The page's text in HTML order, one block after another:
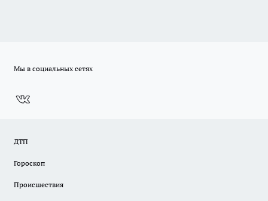
Мы в социальных сетях
ДТП
Гороскоп
Происшествия